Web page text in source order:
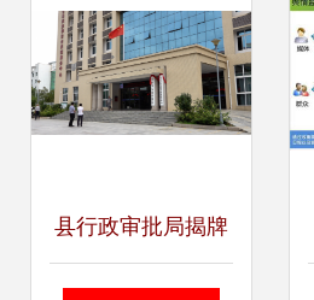
县行政审批局揭牌